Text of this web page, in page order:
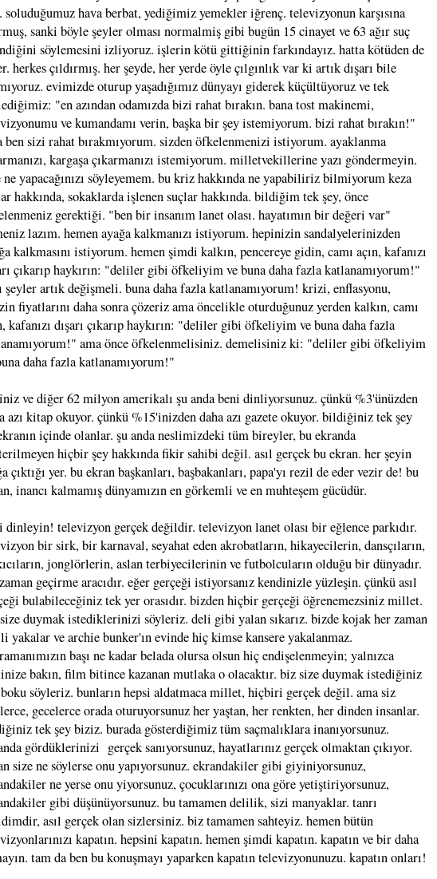
soluduğumuz hava berbat, yediğimiz yemekler iğrenç. televizyonun karşısına
sanki böyle şeyler olması normalmiş gibi bugün 15 cinayet ve 63 ağır suç
söylemesini izliyoruz. işlerin kötü gittiğinin farkındayız. hatta kötüden de
herkes çıldırmış. her şeyde, her yerde öyle çılgınlık var ki artık dışarı bile
evimizde oturup yaşadığımız dünyayı giderek küçültüyoruz ve tek
"en azından odamızda bizi rahat bırakın. bana tost makinemi,
ve kumandamı verin, başka bir şey istemiyorum. bizi rahat bırakın!"
ben sizi rahat bırakmıyorum. sizden öfkelenmenizi istiyorum. ayaklanma
kargaşa çıkarmanızı istemiyorum. milletvekillerine yazı göndermeyin.
ne yapacağınızı söyleyemem. bu kriz hakkında ne yapabiliriz bilmiyorum keza
hakkında, sokaklarda işlenen suçlar hakkında. bildiğim tek şey, önce
gerektiği. "ben bir insanım lanet olası. hayatımın bir değeri var"
lazım. hemen ayağa kalkmanızı istiyorum. hepinizin sandalyelerinizden
kalkmasını istiyorum. hemen şimdi kalkın, pencereye gidin, camı açın, kafanızı
çıkarıp haykırın: "deliler gibi öfkeliyim ve buna daha fazla katlanamıyorum!"
şeyler artık değişmeli. buna daha fazla katlanamıyorum! krizi, enflasyonu,
fiyatlarını daha sonra çözeriz ama öncelikle oturduğunuz yerden kalkın, camı
kafanızı dışarı çıkarıp haykırın: "deliler gibi öfkeliyim ve buna daha fazla
ama önce öfkelenmelisiniz. demelisiniz ki: "deliler gibi öfkeliyim
daha fazla katlanamıyorum!"
ve diğer 62 milyon amerikalı şu anda beni dinliyorsunuz. çünkü %3'ünüzden
azı kitap okuyor. çünkü %15'inizden daha azı gazete okuyor. bildiğiniz tek şey
içinde olanlar. şu anda neslimizdeki tüm bireyler, bu ekranda
hiçbir şey hakkında fikir sahibi değil. asıl gerçek bu ekran. her şeyin
çıktığı yer. bu ekran başkanları, başbakanları, papa'yı rezil de eder vezir de! bu
inancı kalmamış dünyamızın en görkemli ve en muhteşem gücüdür.
dinleyin! televizyon gerçek değildir. televizyon lanet olası bir eğlence parkıdır.
bir sirk, bir karnaval, seyahat eden akrobatların, hikayecilerin, dansçıların,
jonglörlerin, aslan terbiyecilerinin ve futbolcuların olduğu bir dünyadır.
geçirme aracıdır. eğer gerçeği istiyorsanız kendinizle yüzleşin. çünkü asıl
bulabileceğiniz tek yer orasıdır. bizden hiçbir gerçeği öğrenemezsiniz millet.
duymak istediklerinizi söyleriz. deli gibi yalan sıkarız. bizde kojak her zaman
yakalar ve archie bunker'ın evinde hiç kimse kansere yakalanmaz.
başı ne kadar belada olursa olsun hiç endişelenmeyin; yalnızca
bakın, film bitince kazanan mutlaka o olacaktır. biz size duymak istediğiniz
söyleriz. bunların hepsi aldatmaca millet, hiçbiri gerçek değil. ama siz
gecelerce orada oturuyorsunuz her yaştan, her renkten, her dinden insanlar.
tek şey biziz. burada gösterdiğimiz tüm saçmalıklara inanıyorsunuz.
gördüklerinizi gerçek sanıyorsunuz, hayatlarınız gerçek olmaktan çıkıyor.
size ne söylerse onu yapıyorsunuz. ekrandakiler gibi giyiniyorsunuz,
ne yerse onu yiyorsunuz, çocuklarınızı ona göre yetiştiriyorsunuz,
gibi düşünüyorsunuz. bu tamamen delilik, sizi manyaklar. tanrı
asıl gerçek olan sizlersiniz. biz tamamen sahteyiz. hemen bütün
kapatın. hepsini kapatın. hemen şimdi kapatın. kapatın ve bir daha
tam da ben bu konuşmayı yaparken kapatın televizyonunuzu. kapatın onları!